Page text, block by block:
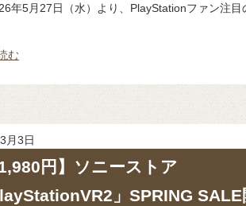
年5月27日（水）より、PlayStationファン注目
む
月3日
円】ソニーストア
」SPRING SALE